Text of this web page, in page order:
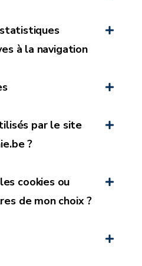
à la navigation
par le site
?
cookies ou
de mon choix ?